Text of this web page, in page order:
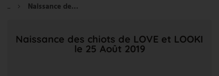
VIDÉOS
... Naissance des chiots de LOVE et LOOKI le 25 Août 2019
Naissance des chiots de LOVE et LOOKI
le 25 Août 2019